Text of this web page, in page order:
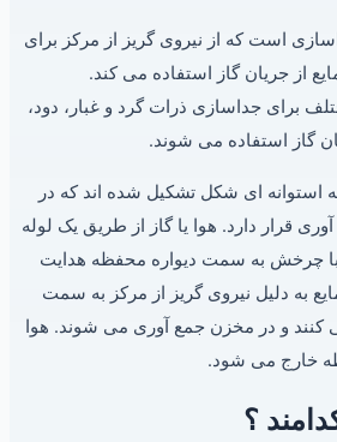
است که از نیروی گریز از مرکز برای
از جریان گاز استفاده می کند.
برای جداسازی ذرات گرد و غبار، دود،
گاز استفاده می شوند.
استوانه ای شکل تشکیل شده اند که در
قرار دارد. هوا یا گاز از طریق یک لوله
چرخش به سمت دیواره محفظه هدایت
به دلیل نیروی گریز از مرکز به سمت
و در مخزن جمع آوری می شوند. هوا
خارج می شود.
؟